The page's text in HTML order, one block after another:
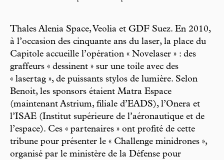
Thales Alenia Space, Veolia et GDF Suez. En 2010,
à l’occasion des cinquante ans du laser, la place du
Capitole accueille l’opération « Novelaser » : des
graffeurs « dessinent » sur une toile avec des
« lasertag », de puissants stylos de lumière. Selon
Benoit, les sponsors étaient Matra Espace
(maintenant Astrium, filiale d’EADS), l’Onera et
l’ISAE (Institut supérieure de l’aéronautique et de
l’espace). Ces « partenaires » ont profité de cette
tribune pour présenter le « Challenge minidrones »,
organisé par le ministère de la Défense pour